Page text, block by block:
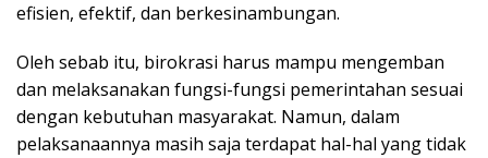
efisien, efektif, dan berkesinambungan.
Oleh sebab itu, birokrasi harus mampu mengemban
dan melaksanakan fungsi-fungsi pemerintahan sesuai
dengan kebutuhan masyarakat. Namun, dalam
pelaksanaannya masih saja terdapat hal-hal yang tidak